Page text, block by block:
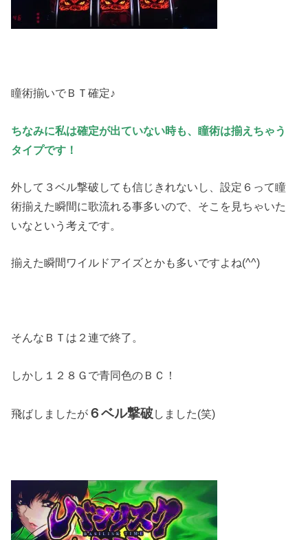
瞳術揃いでＢＴ確定♪
ちなみに私は確定が出ていない時も、瞳術は揃えちゃう
タイプです！
外して３ベル撃破しても信じきれないし、設定６って瞳
術揃えた瞬間に歌流れる事多いので、そこを見ちゃいた
いなという考えです。
揃えた瞬間ワイルドアイズとかも多いですよね(^^)
そんなＢＴは２連で終了。
しかし１２８Ｇで青同色のＢＣ！
飛ばしましたが ６ベル撃破しました(笑)